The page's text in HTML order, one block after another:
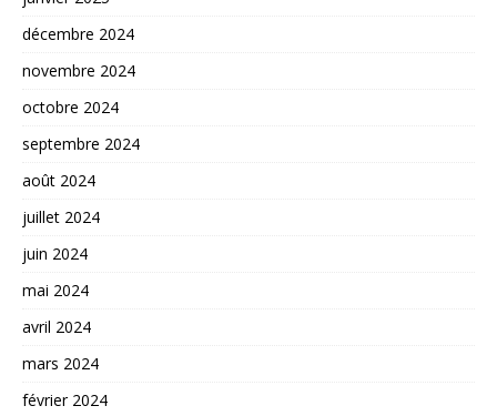
décembre 2024
novembre 2024
octobre 2024
septembre 2024
août 2024
juillet 2024
juin 2024
mai 2024
avril 2024
mars 2024
février 2024